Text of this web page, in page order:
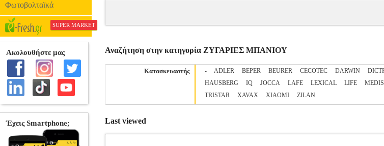
Φωτοβολταϊκά
SUPER MARKET
Αναζήτηση στην κατηγορία ΖΥΓΑΡΙΕΣ ΜΠΑΝΙΟΥ
Κατασκευαστής - ADLER BEPER BEURER CECOTEC DARWIN
HAUSBERG
IQ JOCCA LAFE LEXICAL LIFE
TRISTAR
XAVAX XIAOMI ZILAN
Last viewed